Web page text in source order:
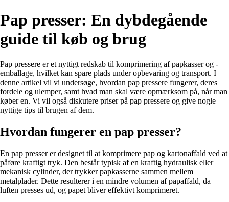
Pap presser: En dybdegående
guide til køb og brug
Pap pressere er et nyttigt redskab til komprimering af papkasser og -
emballage, hvilket kan spare plads under opbevaring og transport. I
denne artikel vil vi undersøge, hvordan pap pressere fungerer, deres
fordele og ulemper, samt hvad man skal være opmærksom på, når man
køber en. Vi vil også diskutere priser på pap pressere og give nogle
nyttige tips til brugen af dem.
Hvordan fungerer en pap presser?
En pap presser er designet til at komprimere pap og kartonaffald ved at
påføre kraftigt tryk. Den består typisk af en kraftig hydraulisk eller
mekanisk cylinder, der trykker papkasserne sammen mellem
metalplader. Dette resulterer i en mindre volumen af papaffald, da
luften presses ud, og papet bliver effektivt komprimeret.